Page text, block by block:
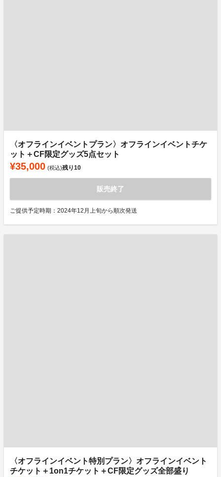
〈オフラインイベントプラン〉オフラインイベントチケ
ット＋CF限定グッズ5点セット
¥35,000 (税込)残り10
販売終了
ご提供予定時期：2024年12月上旬から順次発送
〈オフラインイベント特別プラン〉オフラインイベント
チケット＋1on1チケット＋CF限定グッズ全部盛り